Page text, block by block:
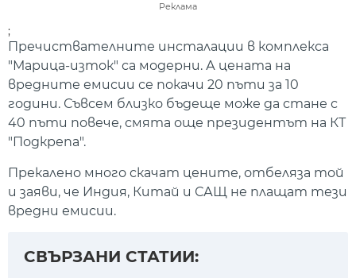
Реклама
;
Пречиствателните инсталации в комплекса
"Марица-изток" са модерни. А цената на
вредните емисии се покачи 20 пъти за 10
години. Съвсем близко бъдеще може да стане с
40 пъти повече, смята още президентът на КТ
"Подкрепа".
Прекалено много скачат цените, отбеляза той
и заяви, че Индия, Китай и САЩ не плащат тези
вредни емисии.
СВЪРЗАНИ СТАТИИ: